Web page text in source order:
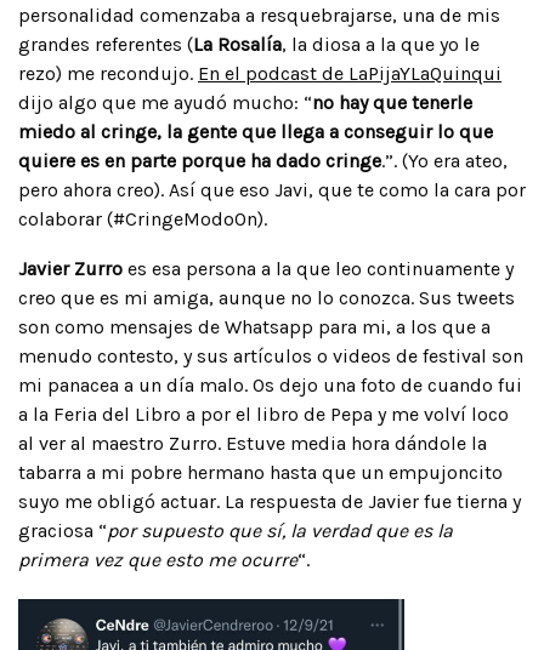
personalidad comenzaba a resquebrajarse, una de mis
grandes referentes (La Rosalía, la diosa a la que yo le
rezo) me recondujo. En el podcast de LaPijaYLaQuinqui
dijo algo que me ayudó mucho: “no hay que tenerle
miedo al cringe, la gente que llega a conseguir lo que
quiere es en parte porque ha dado cringe.”. (Yo era ateo,
pero ahora creo). Así que eso Javi, que te como la cara por
colaborar (#CringeModoOn).
Javier Zurro es esa persona a la que leo continuamente y
creo que es mi amiga, aunque no lo conozca. Sus tweets
son como mensajes de Whatsapp para mi, a los que a
menudo contesto, y sus artículos o videos de festival son
mi panacea a un día malo. Os dejo una foto de cuando fui
a la Feria del Libro a por el libro de Pepa y me volví loco
al ver al maestro Zurro. Estuve media hora dándole la
tabarra a mi pobre hermano hasta que un empujoncito
suyo me obligó actuar. La respuesta de Javier fue tierna y
graciosa “por supuesto que sí, la verdad que es la
primera vez que esto me ocurre“.